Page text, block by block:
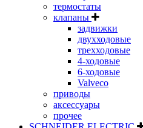
термостаты
клапаны
задвижки
двухходовые
трехходовые
4-ходовые
6-ходовые
Valveco
приводы
аксессуары
прочее